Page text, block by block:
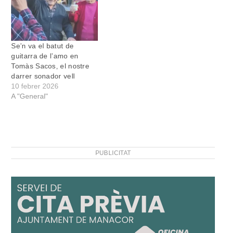
Se’n va el batut de
guitarra de l’amo en
Tomàs Sacos, el nostre
darrer sonador vell
10 febrer 2026
A "General"
PUBLICITAT